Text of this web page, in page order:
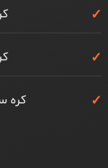
کره
کره
کره سنتی